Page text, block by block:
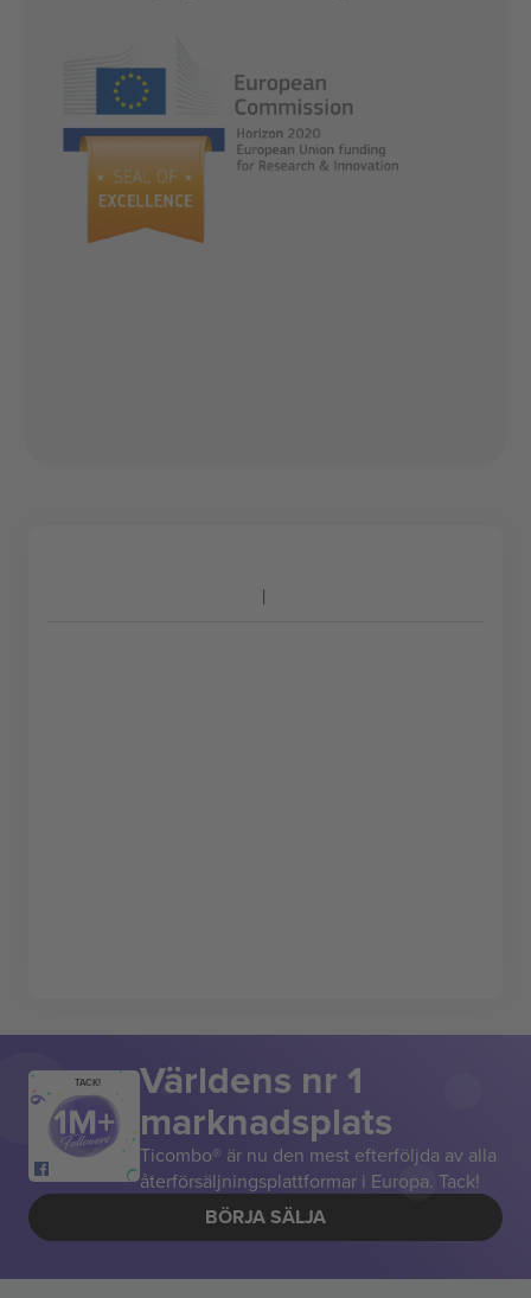
TACK! Världens nr 1
marknadsplats
Ticombo® är nu den mest efterföljda av alla
återförsäljningsplattformar i Europa. Tack!
BÖRJA SÄLJA